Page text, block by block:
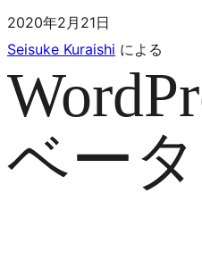
2020年2月21日
Seisuke Kuraishi による
ベー